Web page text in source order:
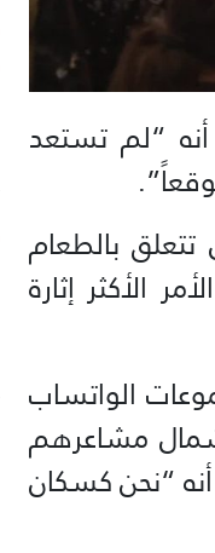
“لم تستعد
بالطعام
الأكثر إثارة
الواتساب
مشاعرهم
“نحن كسكان